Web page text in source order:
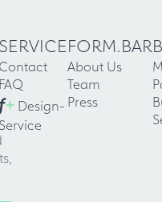
SERVICE
Contact
FAQ
f+ Design-
Service
FORM.BAR
About Us
Team
Press